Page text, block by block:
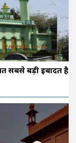
सबसे बड़ी इबादत है